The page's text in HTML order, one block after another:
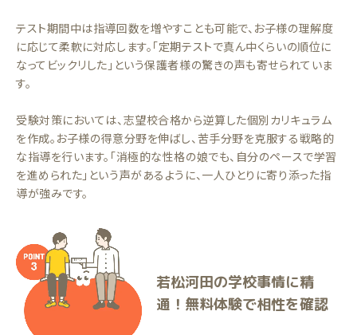
テスト期間中は指導回数を増やすことも可能で、お子様の理解度
に応じて柔軟に対応します。「定期テストで真ん中くらいの順位に
なってビックリした」という保護者様の驚きの声も寄せられていま
す。
受験対策においては、志望校合格から逆算した個別カリキュラム
を作成。お子様の得意分野を伸ばし、苦手分野を克服する戦略的
な指導を行います。「消極的な性格の娘でも、自分のペースで学習
を進められた」という声があるように、一人ひとりに寄り添った指
導が強みです。
若松河田の学校事情に精
通！無料体験で相性を確認